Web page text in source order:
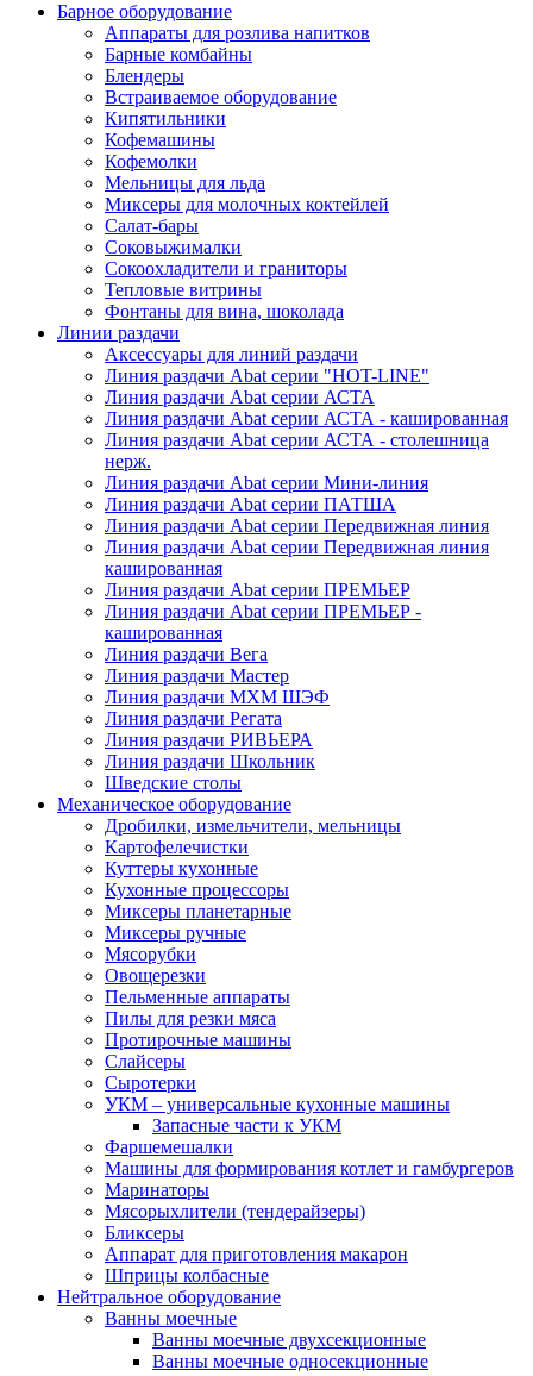
Барное оборудование
Аппараты для розлива напитков
Барные комбайны
Блендеры
Встраиваемое оборудование
Кипятильники
Кофемашины
Кофемолки
Мельницы для льда
Миксеры для молочных коктейлей
Салат-бары
Соковыжималки
Сокоохладители и граниторы
Тепловые витрины
Фонтаны для вина, шоколада
Линии раздачи
Аксессуары для линий раздачи
Линия раздачи Abat серии "HOT-LINE"
Линия раздачи Abat серии АСТА
Линия раздачи Abat серии АСТА - кашированная
Линия раздачи Abat серии АСТА - столешница
нерж.
Линия раздачи Abat серии Мини-линия
Линия раздачи Abat серии ПАТША
Линия раздачи Abat серии Передвижная линия
Линия раздачи Abat серии Передвижная линия
кашированная
Линия раздачи Abat серии ПРЕМЬЕР
Линия раздачи Abat серии ПРЕМЬЕР -
кашированная
Линия раздачи Вега
Линия раздачи Мастер
Линия раздачи МХМ ШЭФ
Линия раздачи Регата
Линия раздачи РИВЬЕРА
Линия раздачи Школьник
Шведские столы
Механическое оборудование
Дробилки, измельчители, мельницы
Картофелечистки
Куттеры кухонные
Кухонные процессоры
Миксеры планетарные
Миксеры ручные
Мясорубки
Овощерезки
Пельменные аппараты
Пилы для резки мяса
Протирочные машины
Слайсеры
Сыротерки
УКМ – универсальные кухонные машины
Запасные части к УКМ
Фаршемешалки
Машины для формирования котлет и гамбургеров
Маринаторы
Мясорыхлители (тендерайзеры)
Бликсеры
Аппарат для приготовления макарон
Шприцы колбасные
Нейтральное оборудование
Ванны моечные
Ванны моечные двухсекционные
Ванны моечные односекционные